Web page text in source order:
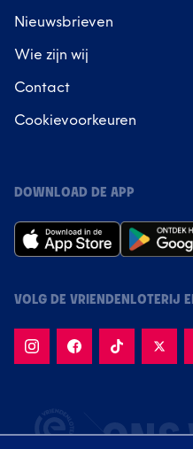
Nieuwsbrieven
Wie zijn wij
Contact
Cookievoorkeuren
DOWNLOAD DE APP
VOLG DE VRIENDENLOTERIJ